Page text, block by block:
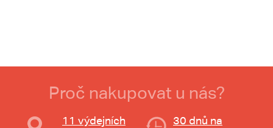
Proč nakupovat u nás?
11 výdejních
30 dnů na